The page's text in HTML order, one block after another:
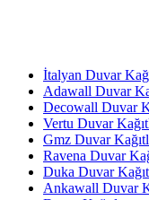
İtalyan Duvar
Adawall Duvar
Decowall Duvar
Vertu Duvar
Gmz Duvar
Ravena Duvar
Duka Duvar
Ankawall Duvar